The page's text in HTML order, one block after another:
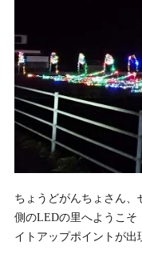
ちょうどがんちょさん
側のLEDの里へようこそ
イトアップポイントが出